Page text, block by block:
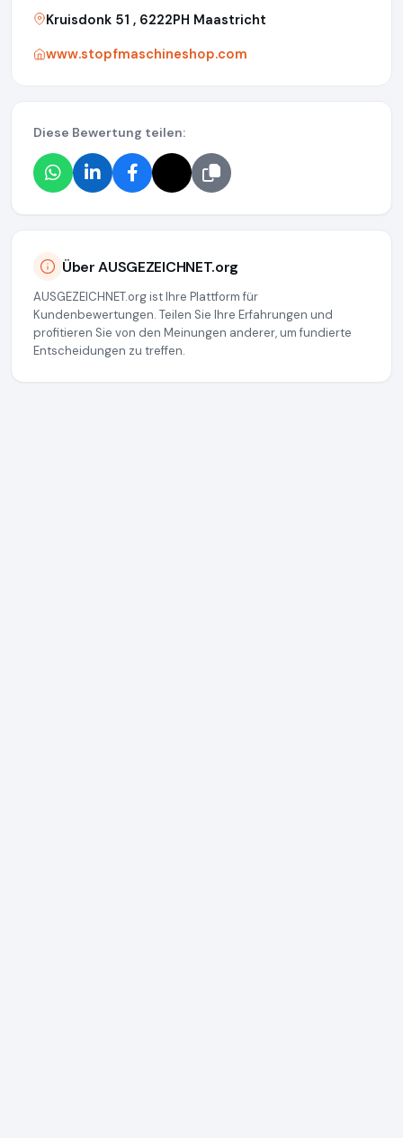
Kruisdonk 51 , 6222PH Maastricht
www.stopfmaschineshop.com
Diese Bewertung teilen:
Über AUSGEZEICHNET.org
AUSGEZEICHNET.org ist Ihre Plattform für
Kundenbewertungen. Teilen Sie Ihre Erfahrungen und
profitieren Sie von den Meinungen anderer, um fundierte
Entscheidungen zu treffen.